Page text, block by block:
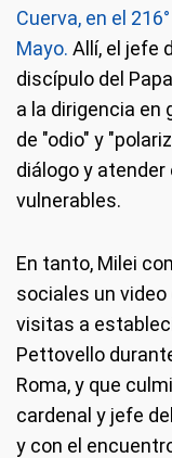
Cuerva, en el
Mayo. Allí, el jefe
discípulo del
a la dirigencia en
de "odio" y
diálogo y
vulnerables.
En tanto, Milei
sociales un
visitas a
Pettovello
Roma, y que
cardenal y jefe
y con el